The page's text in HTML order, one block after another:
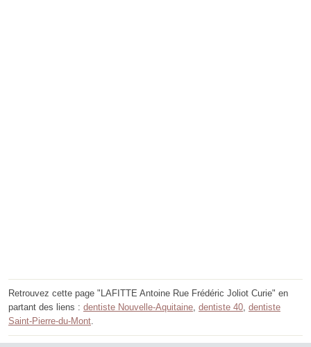
Retrouvez cette page "LAFITTE Antoine Rue Frédéric Joliot Curie" en
partant des liens : dentiste Nouvelle-Aquitaine dentiste 40 dentiste
Saint-Pierre-du-Mont